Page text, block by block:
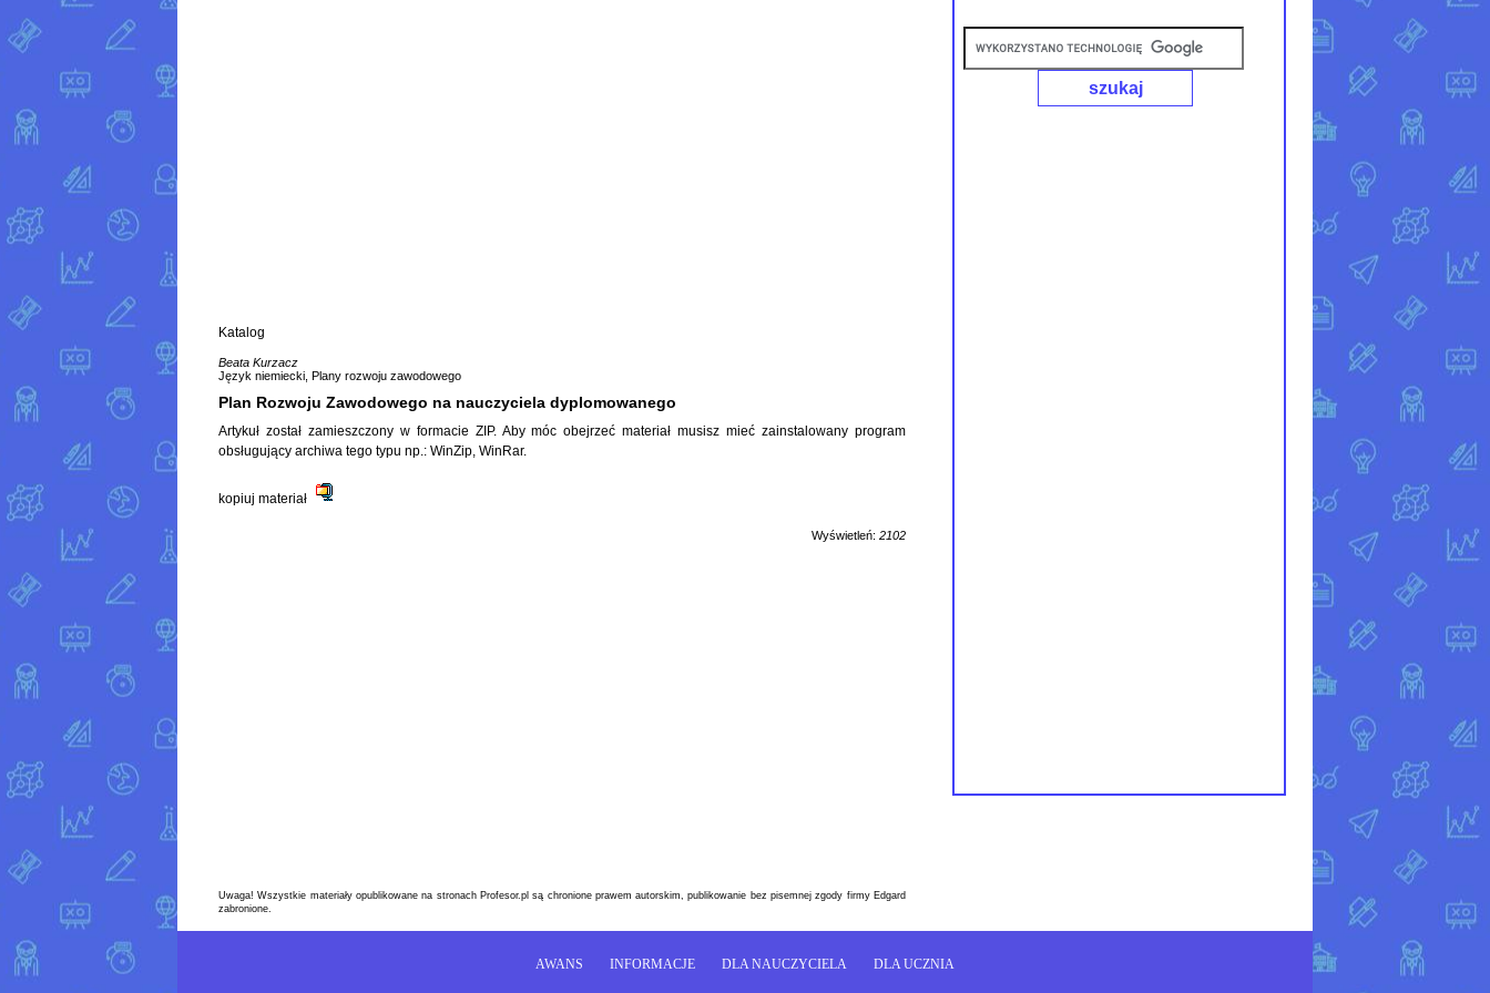
Katalog
Beata Kurzacz
Język niemiecki, Plany rozwoju zawodowego
Plan Rozwoju Zawodowego na nauczyciela dyplomowanego
Artykuł został zamieszczony w formacie ZIP. Aby móc obejrzeć materiał musisz mieć zainstalowany program
obsługujący archiwa tego typu np.: WinZip, WinRar.
kopiuj materiał
Wyświetleń: 2102
Uwaga! Wszystkie materiały opublikowane na stronach Profesor.pl są chronione prawem autorskim, publikowanie bez pisemnej zgody firmy Edgard
zabronione.
AWANS INFORMACJE DLA NAUCZYCIELA DLA UCZNIA